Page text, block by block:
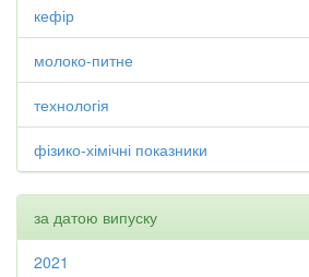
кефір
молоко-питне
технологія
фізико-хімічні показники
за датою випуску
2021